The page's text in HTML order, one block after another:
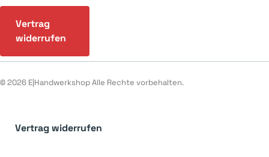
Vertrag
widerrufen
© 2026 E|Handwerkshop Alle Rechte vorbehalten.
Vertrag widerrufen